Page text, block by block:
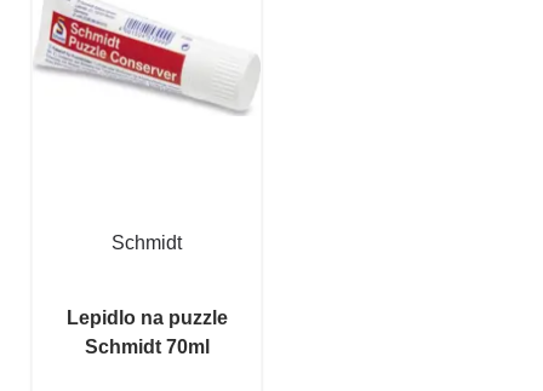
Schmidt
Lepidlo na puzzle
Schmidt 70ml